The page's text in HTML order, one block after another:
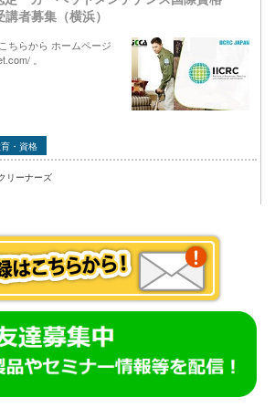
者募集（横浜）
らから ホームページ
。
・資格
リーナーズ